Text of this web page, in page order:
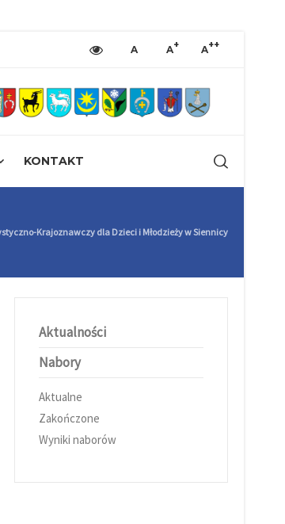
A A+ A++
KONTAKT
Krajoznawczy dla Dzieci i Młodzieży w Siennicy
Aktualności
Nabory
Aktualne
Zakończone
Wyniki naborów